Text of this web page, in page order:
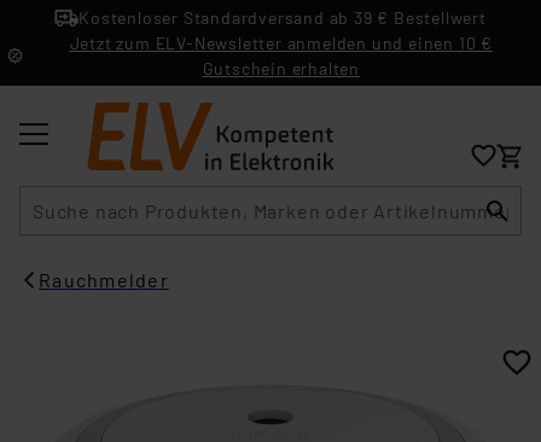
Kostenloser Standardversand ab 39 € Bestellwert
Jetzt zum ELV-Newsletter anmelden und einen 10 €
Gutschein erhalten
Rauchmelder